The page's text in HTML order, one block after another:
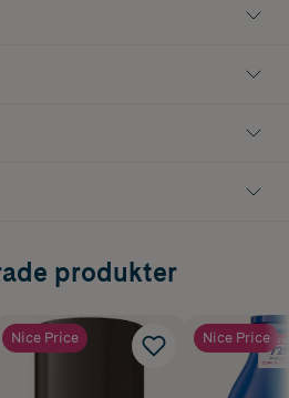
produkter
Nice Price Nice Price